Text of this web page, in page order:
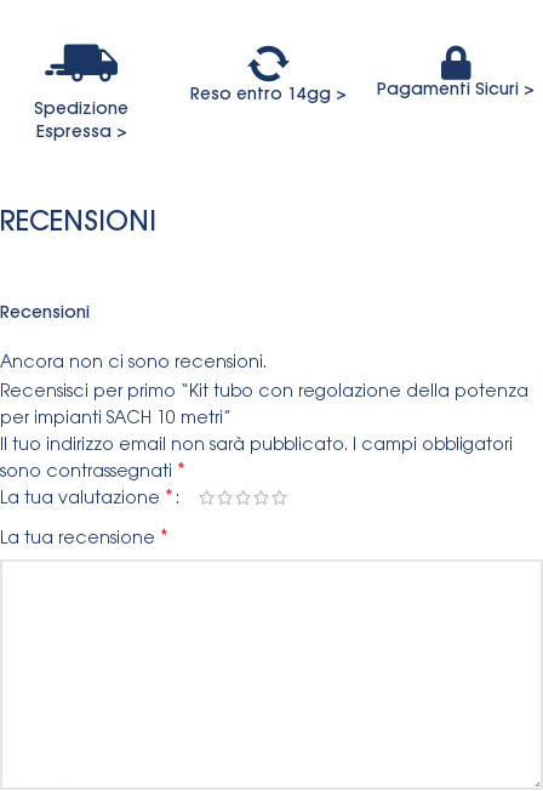
Spedizione
Espressa >
Reso entro 14gg > Pagamenti Sicuri >
RECENSIONI
Recensioni
Ancora non ci sono recensioni.
Recensisci per primo “Kit tubo con regolazione della potenza
per impianti SACH 10 metri”
Il tuo indirizzo email non sarà pubblicato. I campi obbligatori
sono contrassegnati *
La tua valutazione *
La tua recensione *